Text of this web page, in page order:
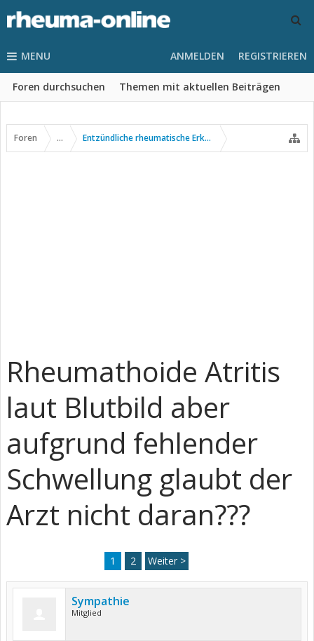
MENU
Foren durchsuchen Themen mit aktuellen Beiträgen
ANMELDEN REGISTRIEREN
Foren ... Entzündliche rheumatische Erkrankungen
Rheumathoide Atritis
laut Blutbild aber
aufgrund fehlender
Schwellung glaubt der
Arzt nicht daran???
1 2 Weiter >
Sympathie
Mitglied